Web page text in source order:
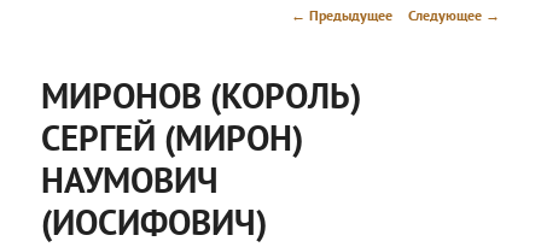
Навигация
← Предыдущее Следующее →
МИРОНОВ (КОРОЛЬ)
СЕРГЕЙ (МИРОН)
НАУМОВИЧ
(ИОСИФОВИЧ)